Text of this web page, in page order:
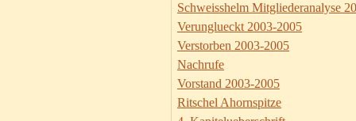
Schweisshelm Mitgliederanalyse
Verunglueckt 2003-2005
Verstorben 2003-2005
Nachrufe
Vorstand 2003-2005
Ritschel Ahornspitze